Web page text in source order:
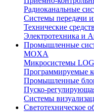
Радиоканальные
Системы передачи
Технические
Электротехника и
Промышленные
MOXA
Микросистемы
Программируемые
Промышленные
Пуско-
Системы
Светотехническое